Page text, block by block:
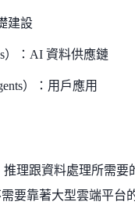
建設
）：AI 資料供應鏈
）：用戶應用
理跟資料處理所需
要靠著大型雲端平台